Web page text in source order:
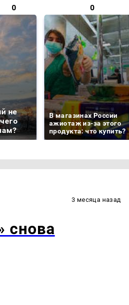
0 0
не
В магазинах России
ажиотаж из-за этого
продукта: что купить?
3 месяца назад
снова